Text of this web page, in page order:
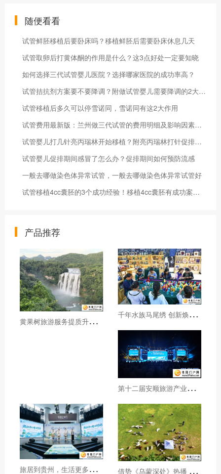
随便看看
试管鲜胚移植后要卧床吗？移植鲜胚后需要卧床休息几天
试管取卵后打黄体酮的作用是什么？这3点好处一定要知晓
如何选择三代试管婴儿医院？选择哪家医院的成功率高？
试管拮抗剂方案要不要降调？附做试管婴儿需要降调的2大方案
试管移植后多久可以停雪诺同，雪诺同有这2大作用
试管费用最新版：兰州做三代试管的费用明细及影响因素一览
试管婴儿打几针亮丙瑞林开始移植？附亮丙瑞林打针促排的时间
试管婴儿促排期间感冒了怎么办？促排期间如何预防流感
一般去哪做染色体异常试管，一般去哪做染色体异常试管好
试管移植4cc囊胚的3个成功经验！移植4cc囊胚有成功案例吗
产品推荐
黄
果树旅游服务提质升级暖心护航游客行程 千
年水族马尾绣 创新焕发新生机
第
十二届安顺旅游产业发展大会开幕
旅
居到贵州，生活更多彩！贵旅集团2026年夏季产品推介会在沪举行 借
势《乌蒙深处》热播 黔西市推动影视流量变游客“留量”